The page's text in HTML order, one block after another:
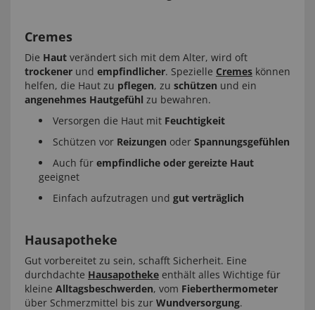
Cremes
Die Haut verändert sich mit dem Alter, wird oft
trockener und empfindlicher. Spezielle Cremes können
helfen, die Haut zu pflegen, zu schützen und ein
angenehmes Hautgefühl zu bewahren.
Versorgen die Haut mit Feuchtigkeit
Schützen vor Reizungen oder Spannungsgefühlen
Auch für empfindliche oder gereizte Haut
geeignet
Einfach aufzutragen und gut verträglich
Hausapotheke
Gut vorbereitet zu sein, schafft Sicherheit. Eine
durchdachte Hausapotheke enthält alles Wichtige für
kleine Alltagsbeschwerden, vom Fieberthermometer
über Schmerzmittel bis zur Wundversorgung.